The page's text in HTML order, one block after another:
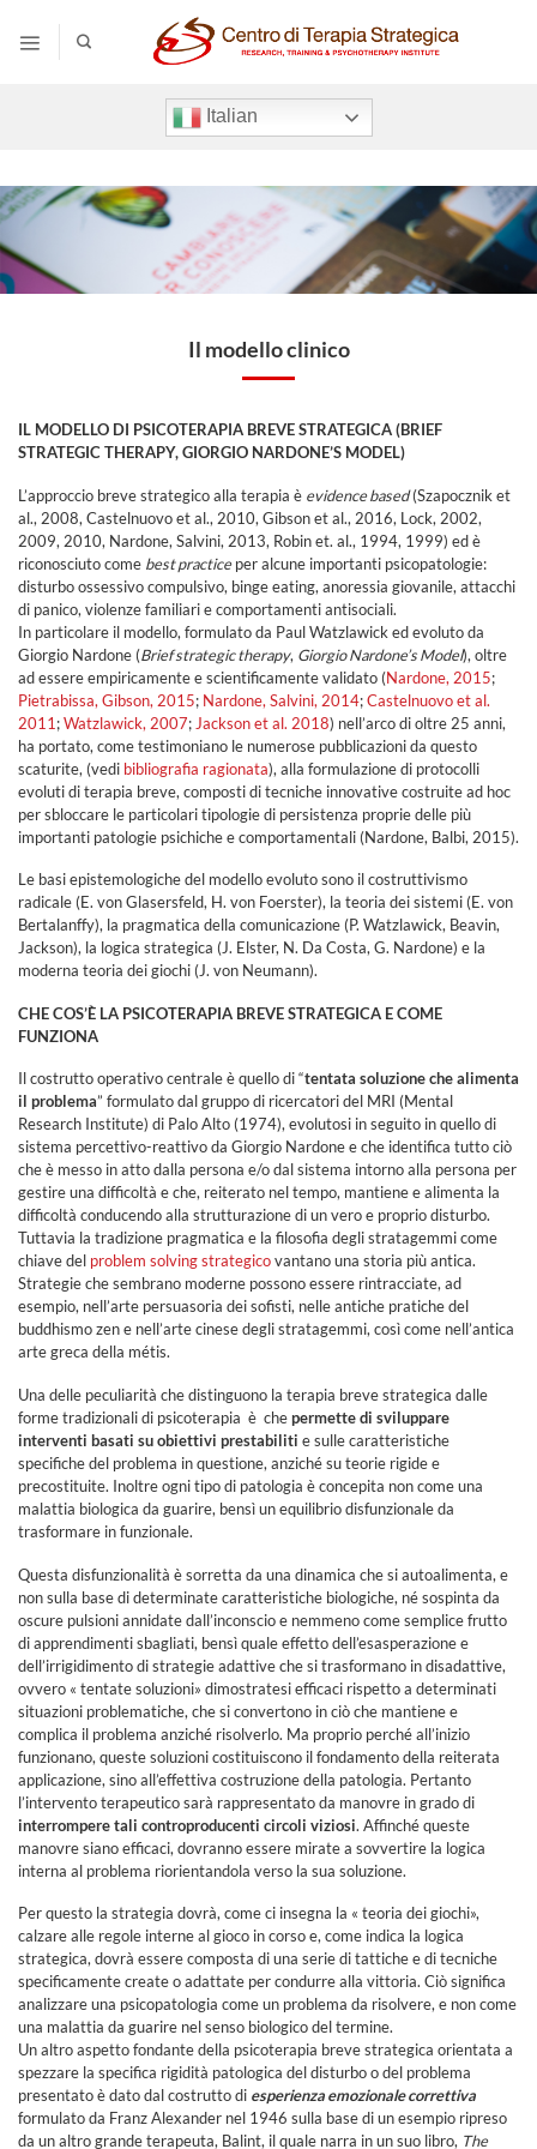
contenuti
Italian
Il modello clinico
IL MODELLO DI PSICOTERAPIA BREVE STRATEGICA (BRIEF
STRATEGIC THERAPY, GIORGIO NARDONE’S MODEL)
L’approccio breve strategico alla terapia è evidence based(Szapocznik et
al., 2008, Castelnuovo et al., 2010, Gibson et al., 2016, Lock, 2002,
2009, 2010, Nardone, Salvini, 2013, Robin et. al., 1994, 1999) ed è
riconosciuto come best practiceper alcune importanti psicopatologie:
disturbo ossessivo compulsivo, binge eating, anoressia giovanile, attacchi
di panico, violenze familiari e comportamenti antisociali.
In particolare il modello, formulato da Paul Watzlawick ed evoluto da
Giorgio Nardone (Brief strategic therapy, Giorgio Nardone’s Model), oltre
ad essere empiricamente e scientificamente validato (Nardone, 2015;
Pietrabissa, Gibson, 2015; Nardone, Salvini, 2014;Castelnuovo et al.
2011 ;Watzlawick, 2007; Jackson et al. 2018) nell’arco di oltre 25 anni,
ha portato, come testimoniano le numerose pubblicazioni da questo
scaturite, (vedi bibliografia ragionata), alla formulazione di protocolli
evoluti di terapia breve, composti di tecniche innovative costruite ad hoc
per sbloccare le particolari tipologie di persistenza proprie delle più
importanti patologie psichiche e comportamentali (Nardone, Balbi, 2015).
Le basi epistemologiche del modello evoluto sono il costruttivismo
radicale (E. von Glasersfeld, H. von Foerster), la teoria dei sistemi (E. von
Bertalanffy), la pragmatica della comunicazione (P. Watzlawick, Beavin,
Jackson), la logica strategica (J. Elster, N. Da Costa, G. Nardone) e la
moderna teoria dei giochi (J. von Neumann).
CHE COS’È LA PSICOTERAPIA BREVE STRATEGICA E COME
FUNZIONA
Il costrutto operativo centrale è quello di “tentata soluzione che alimenta
il problema” formulato dal gruppo di ricercatori del MRI (Mental
Research Institute) di Palo Alto (1974), evolutosi in seguito in quello di
sistema percettivo-reattivo da Giorgio Nardone e che identifica tutto ciò
che è messo in atto dalla persona e/o dal sistema intorno alla persona per
gestire una difficoltà e che, reiterato nel tempo, mantiene e alimenta la
difficoltà conducendo alla strutturazione di un vero e proprio disturbo.
Tuttavia la tradizione pragmatica e la filosofia degli stratagemmi come
chiave del problem solving strategicovantano una storia più antica.
Strategie che sembrano moderne possono essere rintracciate, ad
esempio, nell’arte persuasoria dei sofisti, nelle antiche pratiche del
buddhismo zen e nell’arte cinese degli stratagemmi, così come nell’antica
arte greca della métis.
Una delle peculiarità che distinguono la terapia breve strategica dalle
forme tradizionali di psicoterapia è chepermette di sviluppare
interventi basati su obiettivi prestabiliti e sulle caratteristiche
specifiche del problema in questione, anziché su teorie rigide e
precostituite. Inoltre ogni tipo di patologia è concepita non come una
malattia biologica da guarire, bensì un equilibrio disfunzionale da
trasformare in funzionale.
Questa disfunzionalità è sorretta da una dinamica che si autoalimenta, e
non sulla base di determinate caratteristiche biologiche, né sospinta da
oscure pulsioni annidate dall’inconscio e nemmeno come semplice frutto
di apprendimenti sbagliati, bensì quale effetto dell’esasperazione e
dell’irrigidimento di strategie adattive che si trasformano in disadattive,
ovvero « tentate soluzioni» dimostratesi efficaci rispetto a determinati
situazioni problematiche, che si convertono in ciò che mantiene e
complica il problema anziché risolverlo. Ma proprio perché all’inizio
funzionano, queste soluzioni costituiscono il fondamento della reiterata
applicazione, sino all’effettiva costruzione della patologia. Pertanto
l’intervento terapeutico sarà rappresentato da manovre in grado di
interrompere tali controproducenti circoli viziosi. Affinché queste
manovre siano efficaci, dovranno essere mirate a sovvertire la logica
interna al problema riorientandola verso la sua soluzione.
Per questo la strategia dovrà, come ci insegna la « teoria dei giochi»,
calzare alle regole interne al gioco in corso e, come indica la logica
strategica, dovrà essere composta di una serie di tattiche e di tecniche
specificamente create o adattate per condurre alla vittoria. Ciò significa
analizzare una psicopatologia come un problema da risolvere, e non come
una malattia da guarire nel senso biologico del termine.
Un altro aspetto fondante della psicoterapia breve strategica orientata a
spezzare la specifica rigidità patologica del disturbo o del problema
presentato è dato dal costrutto di esperienza emozionale correttiva
formulato da Franz Alexander nel 1946 sulla base di un esempio ripreso
da un altro grande terapeuta, Balint, il quale narra in un suo libro, The